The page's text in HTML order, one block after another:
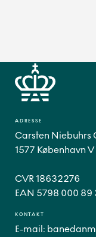
ADRESSE
Carsten Niebuhrs
1577 København V
CVR 18632276
EAN 5798 000 89
KONTAKT
E-mail: